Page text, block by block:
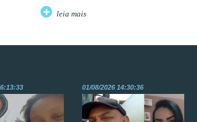
leia mais
01/08/2026 14:30:36